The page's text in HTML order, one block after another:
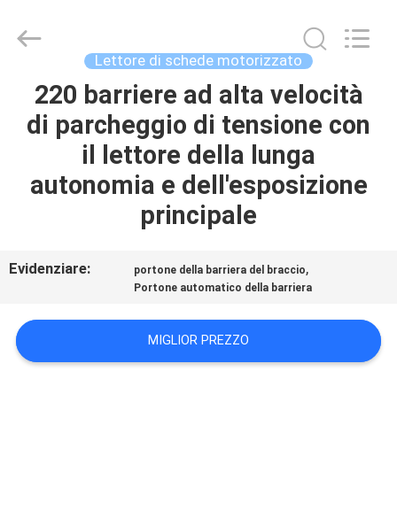
CASA
PRODOTTI
DELLA
FABBRICA
supplier.
Copyright
Reader
Reserved.
Lettore di schede motorizzato
220 barriere ad alta velocità
di parcheggio di tensione con
il lettore della lunga
autonomia e dell'esposizione
principale
Evidenziare: portone della barriera del braccio,
Portone automatico della barriera
MIGLIOR PREZZO